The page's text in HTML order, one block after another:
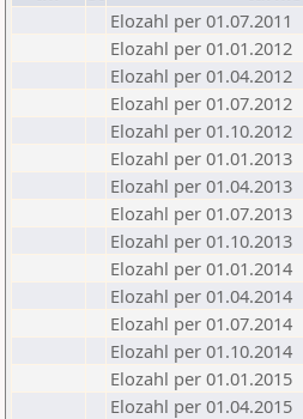
Elozahl per 01.07.2011
Elozahl per 01.01.2012
Elozahl per 01.04.2012
Elozahl per 01.07.2012
Elozahl per 01.10.2012
Elozahl per 01.01.2013
Elozahl per 01.04.2013
Elozahl per 01.07.2013
Elozahl per 01.10.2013
Elozahl per 01.01.2014
Elozahl per 01.04.2014
Elozahl per 01.07.2014
Elozahl per 01.10.2014
Elozahl per 01.01.2015
Elozahl per 01.04.2015